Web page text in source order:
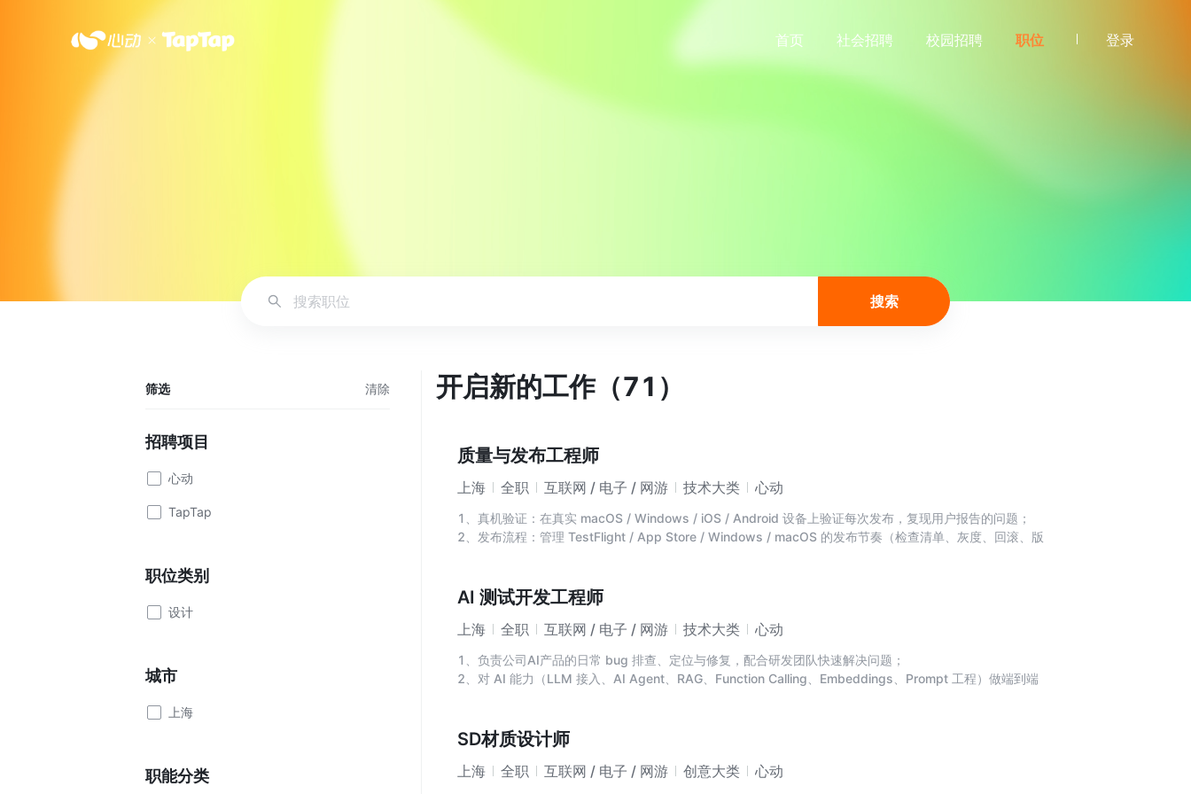
首页 社会招聘 校园招聘 职位 登录
搜索
筛选 清除
招聘项目
心动
TapTap
职位类别
设计
城市
上海
职能分类
开启新的工作（71）
质量与发布工程师
上海 全职 互联网 / 电子 / 网游 技术大类 心动
1、真机验证：在真实 macOS / Windows / iOS / Android 设备上验证每次发布，复现用户报告的问题；
2、发布流程：管理 TestFlight / App Store / Windows / macOS 的发布节奏（检查清单、灰度、回滚、版
4、处理用户邮件反馈，把模糊描述翻译成工程可执行的问题单，跟到修复上线；
5、用 AI 工具批量处理重复劳动（整理测试用例、分析崩溃日志、聚类用户反馈）。
AI 测试开发工程师
上海 全职 互联网 / 电子 / 网游 技术大类 心动
1、负责公司AI产品的日常 bug 排查、定位与修复，配合研发团队快速解决问题；
2、对 AI 能力（LLM 接入、AI Agent、RAG、Function Calling、Embeddings、Prompt 工程）做端到端
4、持续跟踪 AI 工程化领域最新技术与应用实践，结合业务场景探索落地。
SD材质设计师
上海 全职 互联网 / 电子 / 网游 创意大类 心动